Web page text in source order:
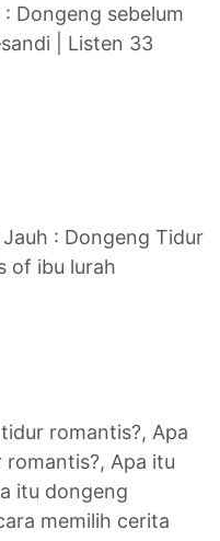
Dongeng sebelum
| Listen 33
: Dongeng Tidur
of ibu lurah
romantis?, Apa
Apa itu
itu dongeng
memilih cerita